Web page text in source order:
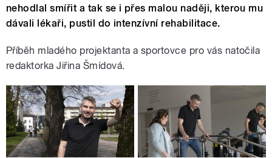
nehodlal smířit a tak se i přes malou naději, kterou mu
dávali lékaři, pustil do intenzívní rehabilitace.
Příběh mladého projektanta a sportovce pro vás natočila
redaktorka Jiřina Šmídová.